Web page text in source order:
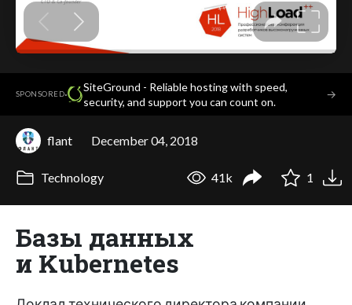
SPONSORED·
SiteGround - Reliable hosting with speed,
security, and support you can count on.
→
flant December 04, 2018
Technology 41k 1
Базы данных
и Kubernetes